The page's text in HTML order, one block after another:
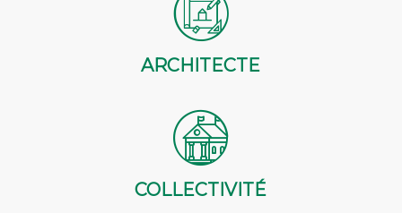
ARCHITECTE
COLLECTIVITÉ